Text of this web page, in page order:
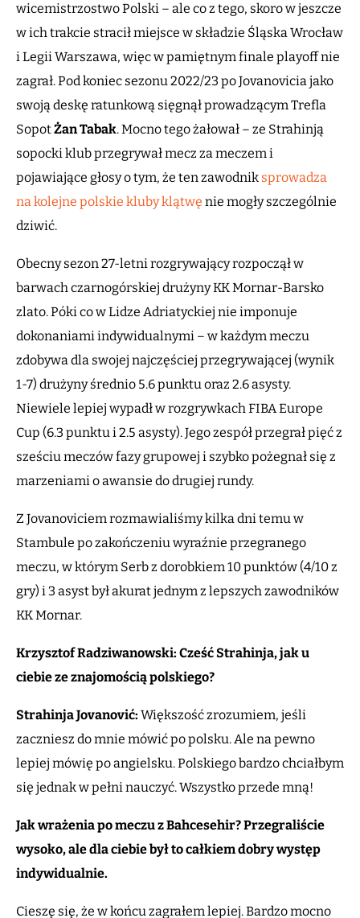
wicemistrzostwo Polski – ale co z tego, skoro w jeszcze
w ich trakcie stracił miejsce w składzie Śląska Wrocław
i Legii Warszawa, więc w pamiętnym finale playoff nie
zagrał. Pod koniec sezonu 2022/23 po Jovanovicia jako
swoją deskę ratunkową sięgnął prowadzącym Trefla
SopotŻan Tabak. Mocno tego żałował – ze Strahinją
sopocki klub przegrywał mecz za meczem i
pojawiające głosy o tym, że ten zawodnik sprowadza
na kolejne polskie kluby klątwę nie mogły szczególnie
dziwić.
Obecny sezon 27-letni rozgrywający rozpoczął w
barwach czarnogórskiej drużyny KK Mornar-Barsko
zlato. Póki co w Lidze Adriatyckiej nie imponuje
dokonaniami indywidualnymi – w każdym meczu
zdobywa dla swojej najczęściej przegrywającej (wynik
1-7) drużyny średnio 5.6 punktu oraz 2.6 asysty.
Niewiele lepiej wypadł w rozgrywkach FIBA Europe
Cup (6.3 punktu i 2.5 asysty). Jego zespół przegrał pięć z
sześciu meczów fazy grupowej i szybko pożegnał się z
marzeniami o awansie do drugiej rundy.
Z Jovanoviciem rozmawialiśmy kilka dni temu w
Stambule po zakończeniu wyraźnie przegranego
meczu, w którym Serb z dorobkiem 10 punktów (4/10 z
gry) i 3 asyst był akurat jednym z lepszych zawodników
KK Mornar.
Krzysztof Radziwanowski: Cześć Strahinja, jak u
ciebie ze znajomością polskiego?
Strahinja Jovanović: Większość zrozumiem, jeśli
zaczniesz do mnie mówić po polsku. Ale na pewno
lepiej mówię po angielsku. Polskiego bardzo chciałbym
się jednak w pełni nauczyć. Wszystko przede mną!
Jak wrażenia po meczu z Bahcesehir? Przegraliście
wysoko, ale dla ciebie był to całkiem dobry występ
indywidualnie.
Cieszę się, że w końcu zagrałem lepiej. Bardzo mocno